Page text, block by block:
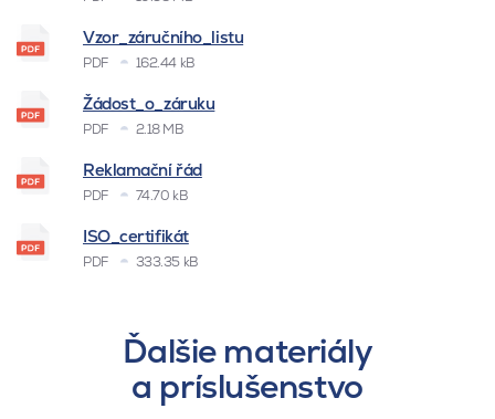
Vzor_záručního_listu
PDF 162.44 kB
Žádost_o_záruku
PDF 2.18 MB
Reklamační řád
PDF 74.70 kB
ISO_certifikát
PDF 333.35 kB
Ďalšie materiály
a príslušenstvo